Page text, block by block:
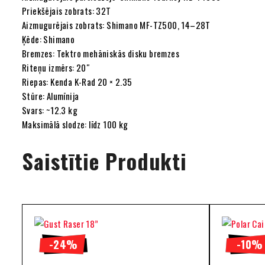
Priekšējais zobrats: 32T
Aizmugurējais zobrats: Shimano MF-TZ500, 14–28T
Ķēde: Shimano
Bremzes: Tektro mehāniskās disku bremzes
Riteņu izmērs: 20″
Riepas: Kenda K-Rad 20 × 2.35
Stūre: Alumīnija
Svars: ~12.3 kg
Maksimālā slodze: līdz 100 kg
Saistītie Produkti
-24% -10%